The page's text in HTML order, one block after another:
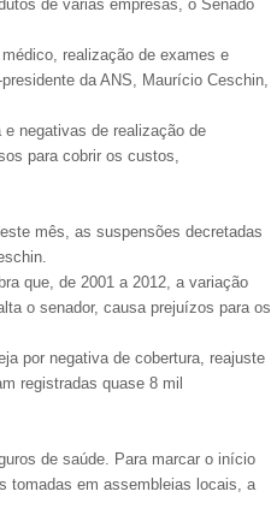
de várias empresas, o Senado
realização de exames e
da ANS, Maurício Ceschin,
negativas de realização de
para cobrir os custos,
mês, as suspensões decretadas
que, de 2001 a 2012, a variação
o senador, causa prejuízos para os
por negativa de cobertura, reajuste
registradas quase 8 mil
de saúde. Para marcar o início
tomadas em assembleias locais, a